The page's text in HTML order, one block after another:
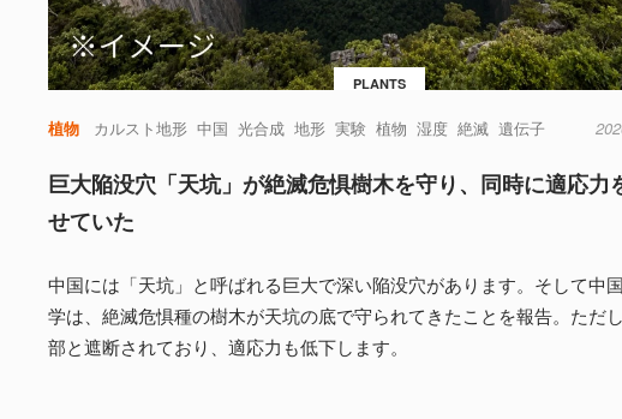
PLANTS
植物 カルスト地形 中国 光合成 地形 実験 植物 湿度 絶滅 遺伝子
巨大陥没穴「天坑」が絶滅危惧樹木を守り、同時に適応力
せていた
中国には「天坑」と呼ばれる巨大で深い陥没穴があります。そして中
学は、絶滅危惧種の樹木が天坑の底で守られてきたことを報告。ただ
部と遮断されており、適応力も低下します。